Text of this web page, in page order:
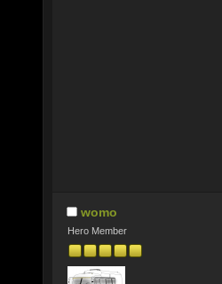
womo
Hero Member